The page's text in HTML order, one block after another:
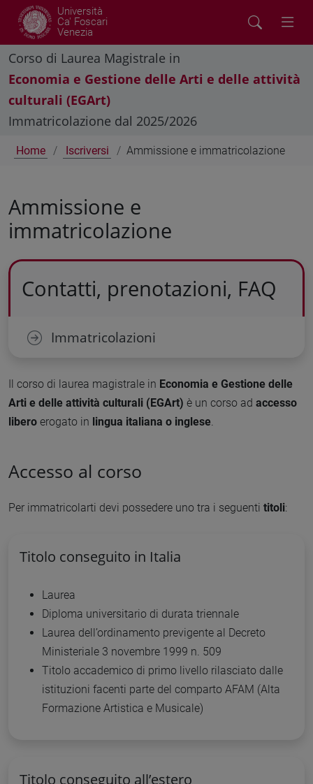
Università
Ca' Foscari
Venezia
Corso di Laurea Magistrale in
Economia e Gestione delle Arti e delle attività
culturali (EGArt)
Immatricolazione dal 2025/2026
Home Iscriversi Ammissione e immatricolazione
Ammissione e
immatricolazione
Contatti, prenotazioni, FAQ
Immatricolazioni
Il corso di laurea magistrale in Economia e Gestione delle
Arti e delle attività culturali (EGArt) è un corso ad accesso
libero erogato in lingua italiana o inglese.
Accesso al corso
Per immatricolarti devi possedere uno tra i seguenti titoli:
Titolo conseguito in Italia
Laurea
Diploma universitario di durata triennale
Laurea dell’ordinamento previgente al Decreto
Ministeriale 3 novembre 1999 n. 509
Titolo accademico di primo livello rilasciato dalle
istituzioni facenti parte del comparto AFAM (Alta
Formazione Artistica e Musicale)
Titolo conseguito all’estero